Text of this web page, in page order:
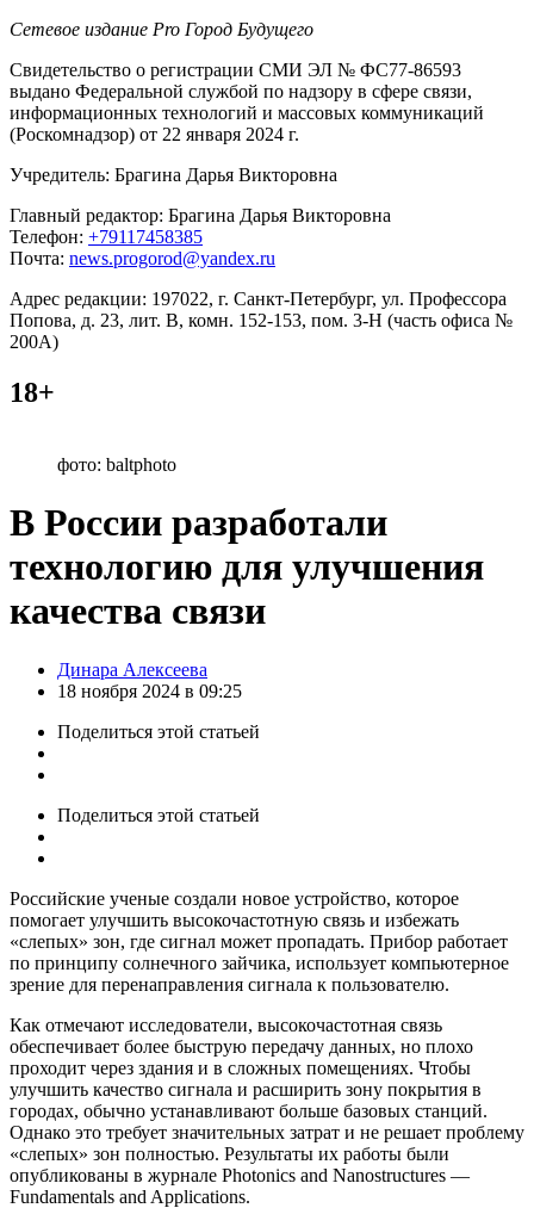
Сетевое издание Pro Город Будущего
Свидетельство о регистрации СМИ ЭЛ № ФС77-86593
выдано Федеральной службой по надзору в сфере связи,
информационных технологий и массовых коммуникаций
(Роскомнадзор) от 22 января 2024 г.
Учредитель: Брагина Дарья Викторовна
Главный редактор: Брагина Дарья Викторовна
Телефон: +79117458385
Почта: news.progorod@yandex.ru
Адрес редакции: 197022, г. Санкт-Петербург, ул. Профессора
Попова, д. 23, лит. В, комн. 152-153, пом. 3-Н (часть офиса №
200А)
18+
фото: baltphoto
В России разработали
технологию для улучшения
качества связи
Posted
by
Динара Алексеева
18 ноября 2024 в 09:25
Поделиться этой статьей
Поделиться этой статьей
Российские ученые создали новое устройство, которое
помогает улучшить высокочастотную связь и избежать
«слепых» зон, где сигнал может пропадать. Прибор работает
по принципу солнечного зайчика, использует компьютерное
зрение для перенаправления сигнала к пользователю.
Как отмечают исследователи, высокочастотная связь
обеспечивает более быструю передачу данных, но плохо
проходит через здания и в сложных помещениях. Чтобы
улучшить качество сигнала и расширить зону покрытия в
городах, обычно устанавливают больше базовых станций.
Однако это требует значительных затрат и не решает проблему
«слепых» зон полностью. Результаты их работы были
опубликованы в журнале Photonics and Nanostructures —
Fundamentals and Applications.